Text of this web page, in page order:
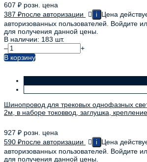
607 ₽ розн. цена
387 ₽после авторизации i
Цена
авторизованных пользователей. Войдите
для получения данной цены.
В наличии: 183 шт.
–
+
В корзину
Шинопровод для трековых однофазных
2м, в наборе токоввод, заглушка,
927 ₽ розн. цена
590 ₽после авторизации i
Цена
авторизованных пользователей. Войдите
для получения данной цены.